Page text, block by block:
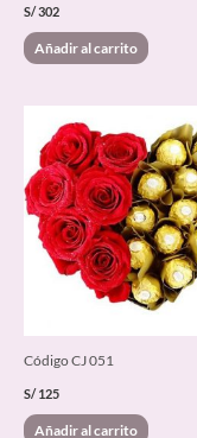
S/302
Añadir al carrito
Código CJ 051
S/125
Añadir al carrito